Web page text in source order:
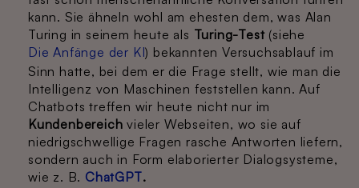
kann. Sie ähneln wohl am ehesten dem, was Alan
Turing in seinem heute als Turing-Test (siehe
Die Anfänge der KI) bekannten Versuchsablauf im
Sinn hatte, bei dem er die Frage stellt, wie man die
Intelligenz von Maschinen feststellen kann. Auf
Chatbots treffen wir heute nicht nur im
Kundenbereich vieler Webseiten, wo sie auf
niedrigschwellige Fragen rasche Antworten liefern,
sondern auch in Form elaborierter Dialogsysteme,
wie z. B. ChatGPT.